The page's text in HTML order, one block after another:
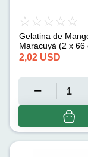
Gelatina de
Maracuyá (2 x 66
2,02 USD